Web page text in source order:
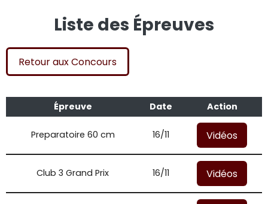
Liste des Épreuves
Retour aux Concours
Épreuve Date Action
Preparatoire 60 cm 16/11 Vidéos
Club 3 Grand Prix 16/11 Vidéos